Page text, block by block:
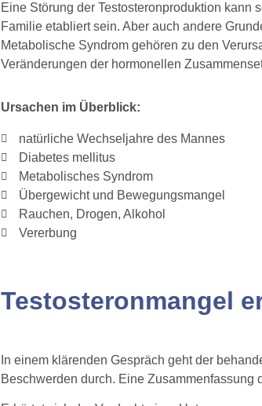
Eine Störung der Testosteronproduktion
Familie etabliert sein. Aber auch andere
Metabolische Syndrom gehören zu den
Veränderungen der hormonellen
Ursachen im Überblick:
natürliche Wechseljahre des Mannes
Diabetes mellitus
Metabolisches Syndrom
Übergewicht und Bewegungsmangel
Rauchen, Drogen, Alkohol
Vererbung
Testosteronmangel
In einem klärenden Gespräch geht der
Beschwerden durch. Eine